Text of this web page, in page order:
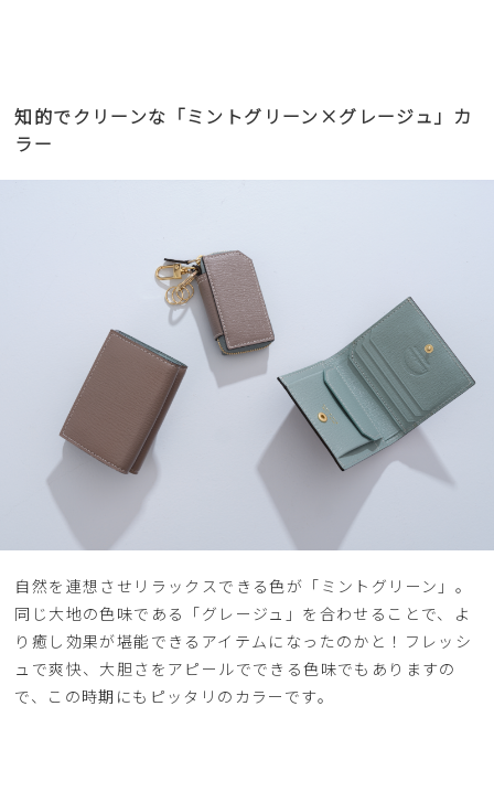
知的でクリーンな「ミントグリーン×グレージュ」カ
ラー
自然を連想させリラックスできる色が「ミントグリーン」。
同じ大地の色味である「グレージュ」を合わせることで、よ
り癒し効果が堪能できるアイテムになったのかと！フレッシ
ュで爽快、大胆さをアピールでできる色味でもありますの
で、この時期にもピッタリのカラーです。